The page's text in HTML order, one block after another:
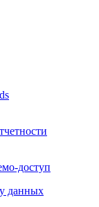
доступ
данных